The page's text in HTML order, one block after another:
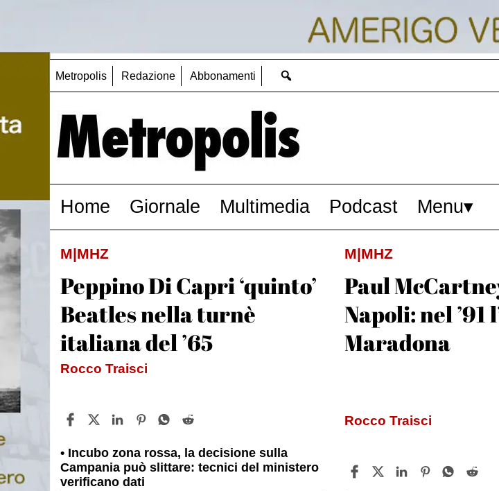
Metropolis Redazione Abbonamenti
Home Giornale Multimedia Podcast Menu
M|MHZ
Peppino Di Capri ‘quinto’
Beatles nella turnè
italiana del ’65
Rocco Traisci
Incubo zona rossa, la decisione sulla
Campania può slittare: tecnici del ministero
verificano dati
M|MHZ
Paul
Napoli: nel ’91
Maradona
Rocco Traisci